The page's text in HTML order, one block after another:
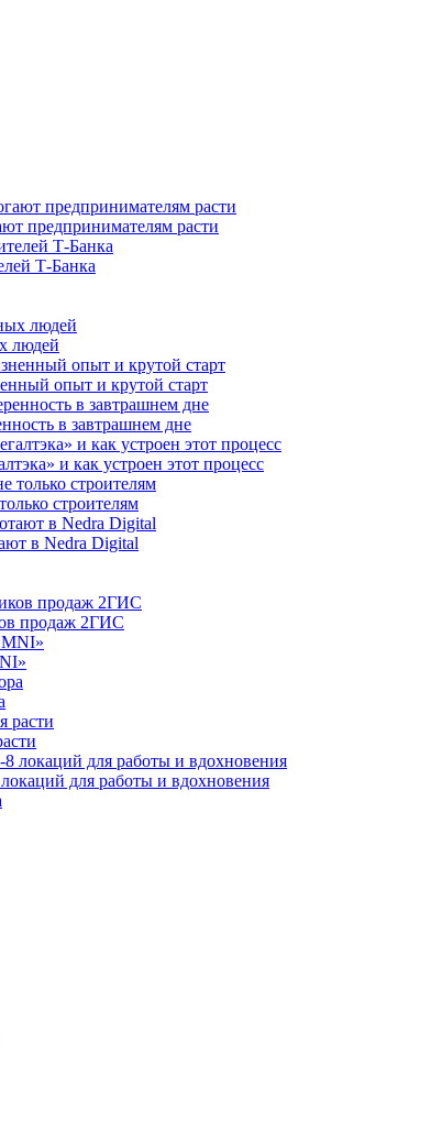
предпринимателям расти
Т-Банка
людей
опыт и крутой старт
в завтрашнем дне
и как устроен этот процесс
строителям
в Nedra Digital
продаж 2ГИС
для работы и вдохновения